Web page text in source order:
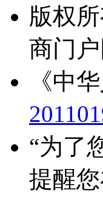
版权
商门
《中
“为了
提醒